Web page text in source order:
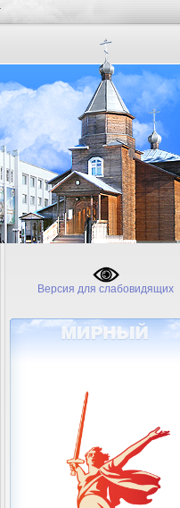
Версия для слабовидящих